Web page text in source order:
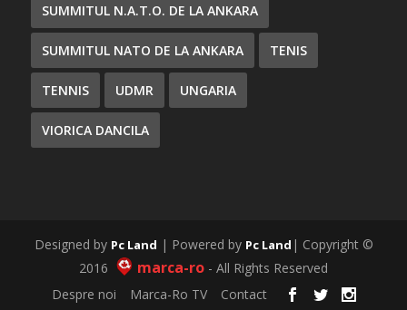
SUMMITUL N.A.T.O. DE LA ANKARA
SUMMITUL NATO DE LA ANKARA TENIS
TENNIS UDMR UNGARIA
VIORICA DANCILA
Designed by Pc Land | Powered by Pc Land | Copyright ©
2016 marca-ro - All Rights Reserved
Despre noi
Marca-Ro TV Contact